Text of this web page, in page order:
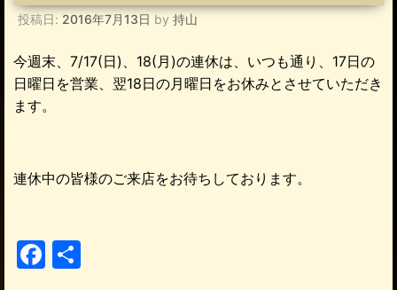
投稿日: 2016年7月13日 by 持山
今週末、7/17(日)、18(月)の連休は、いつも通り、17日の
日曜日を営業、翌18日の月曜日をお休みとさせていただき
ます。
連休中の皆様のご来店をお待ちしております。
F